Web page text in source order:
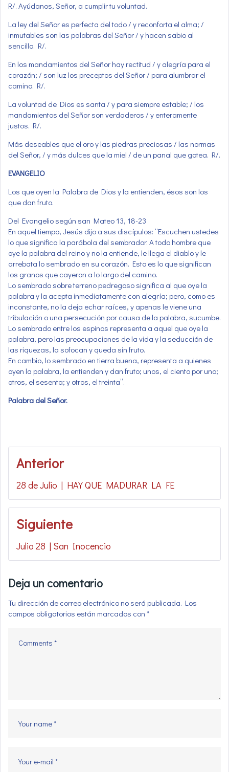
R/. Ayúdanos, Señor, a cumplir tu voluntad.
La ley del Señor es perfecta del todo / y reconforta el alma; /
inmutables son las palabras del Señor / y hacen sabio al
sencillo. R/.
En los mandamientos del Señor hay rectitud / y alegría para el
corazón; / son luz los preceptos del Señor / para alumbrar el
camino. R/.
La voluntad de Dios es santa / y para siempre estable; / los
mandamientos del Señor son verdaderos / y enteramente
justos. R/.
Más deseables que el oro y las piedras preciosas / las normas
del Señor, / y más dulces que la miel / de un panal que gotea. R/.
EVANGELIO
Los que oyen la Palabra de Dios y la entienden, ésos son los
que dan fruto.
Del Evangelio según san Mateo 13, 18-23
En aquel tiempo, Jesús dijo a sus discípulos: “Escuchen ustedes
lo que significa la parábola del sembrador. A todo hombre que
oye la palabra del reino y no la entiende, le llega el diablo y le
arrebata lo sembrado en su corazón. Esto es lo que significan
los granos que cayeron a lo largo del camino.
Lo sembrado sobre terreno pedregoso significa al que oye la
palabra y la acepta inmediatamente con alegría; pero, como es
inconstante, no la deja echar raíces, y apenas le viene una
tribulación o una persecución por causa de la palabra, sucumbe.
Lo sembrado entre los espinos representa a aquel que oye la
palabra, pero las preocupaciones de la vida y la seducción de
las riquezas, la sofocan y queda sin fruto.
En cambio, lo sembrado en tierra buena, representa a quienes
oyen la palabra, la entienden y dan fruto; unos, el ciento por uno;
otros, el sesenta; y otros, el treinta”.
Palabra del Señor.
Navegación
de
entradas
Anterior
28 de Julio | HAY QUE MADURAR LA FE
Siguiente
Julio 28 | San Inocencio
Deja un comentario
Tu dirección de correo electrónico no será publicada. Los
campos obligatorios están marcados con *